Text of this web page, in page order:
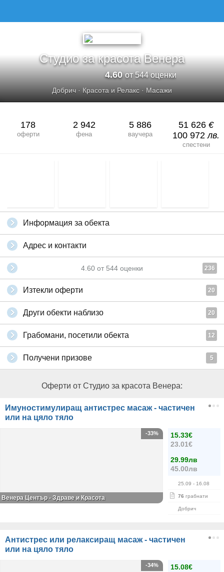
Студио за красота Венера
4.60от 544 оценки
Добрич· Красота и Релакс · Масажи
178
оферти
2 942
фена
5 886
ваучера
51 626 €
100 972лв.
спестени
Информация за обекта
Адрес и контакти
4.60 от 544 оценки 236
Изтекли оферти 20
Други обекти наблизо 20
Грабомани, посетили обекта 12
Получени призове 5
Оферти от Студио за красота Венера:
Имуностимулиращ антистрес масаж - частичен
или на цяло тяло
15.33€
23.01€
29.99лв
45.00лв
25.09 - 16.08
76 грабнати
Добрич
-33%
Венера Център - Здраве и Красота
Антистрес или релаксиращ масаж - частичен
или на цяло тяло
15.08€
-34%